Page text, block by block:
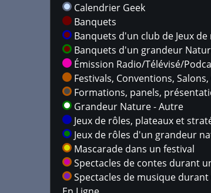
Calendrier Geek
Banquets
Banquets d'un club de Jeux de
Banquets d'un grandeur
Émission Radio/Télévisé/
Festivals, Conventions,
Formations, panels,
Grandeur Nature - Autre
Jeux de rôles, plateaux et
Jeux de rôles d'un grandeur
Mascarade dans un festival
Spectacles de contes durant
Spectacles de musique